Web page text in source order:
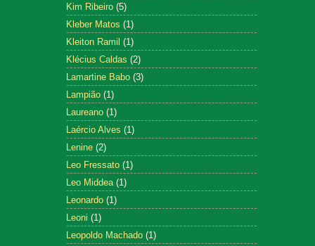
Kim Ribeiro (5)
Kleber Matos (1)
Kleiton Ramil (1)
Klécius Caldas (2)
Lamartine Babo (3)
Lampião (1)
Laureano (1)
Laércio Alves (1)
Lenine (2)
Leo Fressato (1)
Leo Middea (1)
Leonardo (1)
Leoni (1)
Leopoldo Machado (1)